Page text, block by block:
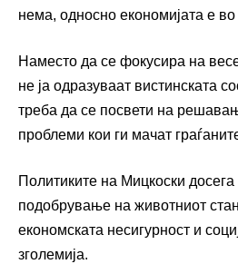
нема, односно економијата е во
Наместо да се фокусира на
не ја одразуваат вистинската
треба да се посвети на
проблеми кои ги мачат
Политиките на Мицкоски
подобрување на животниот
економската несигурност и
зголемија.